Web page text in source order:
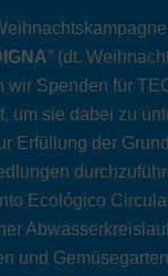
” (dt.
wir Spenden für
um sie dabei zu
Erfüllung der
Ecológico
und